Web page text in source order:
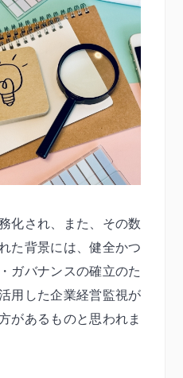
化され、また、その数
た背景には、健全かつ
ガバナンスの確立のた
用した企業経営監視が
があるものと思われま